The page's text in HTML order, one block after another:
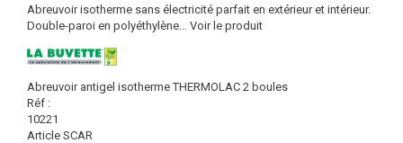
Abreuvoir isotherme sans électricité parfait en extérieur et intérieur.
Double-paroi en polyéthylène... Voir le produit
Abreuvoir antigel isotherme THERMOLAC 2 boules
Réf :
10221
Article SCAR